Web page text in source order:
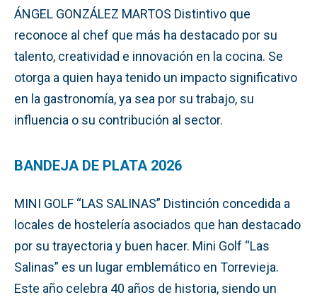
ÁNGEL GONZÁLEZ MARTOS Distintivo que
reconoce al chef que más ha destacado por su
talento, creatividad e innovación en la cocina. Se
otorga a quien haya tenido un impacto significativo
en la gastronomía, ya sea por su trabajo, su
influencia o su contribución al sector.
BANDEJA DE PLATA 2026
MINI GOLF “LAS SALINAS” Distinción concedida a
locales de hostelería asociados que han destacado
por su trayectoria y buen hacer. Mini Golf “Las
Salinas” es un lugar emblemático en Torrevieja.
Este año celebra 40 años de historia, siendo un